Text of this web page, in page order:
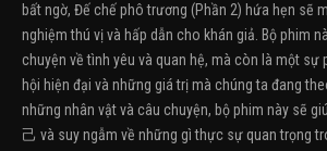
bất ngờ, Đế chế phô trương (Phần 2) hứa hẹn sẽ
nghiệm thú vị và hấp dẫn cho khán giả. Bộ phim
chuyện về tình yêu và quan hệ, mà còn là một sự
hội hiện đại và những giá trị mà chúng ta đang
những nhân vật và câu chuyện, bộ phim này sẽ
己 và suy ngẫm về những gì thực sự quan trọng